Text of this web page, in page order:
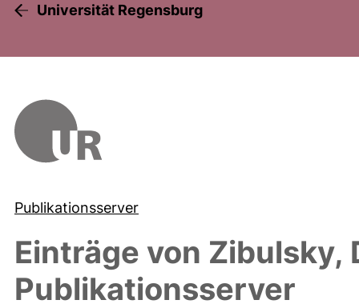
Universität Regensburg
Publikationsserver
Einträge von Zibulsky,
Publikationsserver